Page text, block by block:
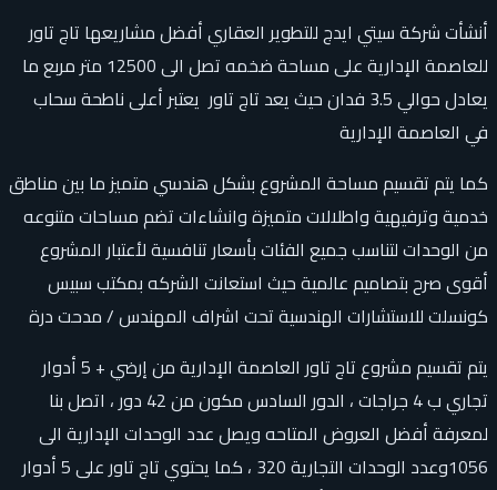
أنشأت شركة سيتي ايدج للتطوير العقاري أفضل مشاريعها تاج تاور
للعاصمة الإدارية على مساحة ضخمه تصل الى 12500 متر مربع ما
يعادل حوالي 3.5 فدان حيث يعد تاج تاور يعتبر أعلى ناطحة سحاب
في العاصمة الإدارية
كما يتم تقسيم مساحة المشروع بشكل هندسي متميز ما بين مناطق
خدمية وترفيهية واطلالات متميزة وانشاءات تضم مساحات متنوعه
من الوحدات لتناسب جميع الفئات بأسعار تنافسية لأعتبار المشروع
أقوى صرح بتصاميم عالمية حيث استعانت الشركه بمكتب سبيس
كونسلت للاستشارات الهندسية تحت اشراف المهندس / مدحت درة
يتم تقسيم مشروع تاج تاور العاصمة الإدارية من إرضي + 5 أدوار
تجاري ب 4 جراجات ، الدور السادس مكون من 42 دور ، اتصل بنا
لمعرفة أفضل العروض المتاحه ويصل عدد الوحدات الإدارية الى
1056وعدد الوحدات التجارية 320 ، كما يحتوي تاج تاور على 5 أدوار